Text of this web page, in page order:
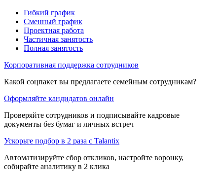
Гибкий график
Сменный график
Проектная работа
Частичная занятость
Полная занятость
Корпоративная поддержка сотрудников
Какой соцпакет вы предлагаете семейным сотрудникам?
Оформляйте кандидатов онлайн
Проверяйте сотрудников и подписывайте кадровые
документы без бумаг и личных встреч
Ускорьте подбор в 2 раза с Talantix
Автоматизируйте сбор откликов, настройте воронку,
собирайте аналитику в 2 клика